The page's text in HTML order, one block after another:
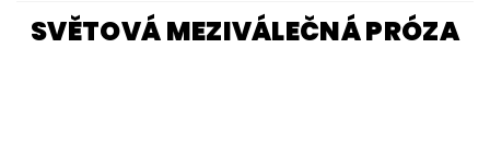
SVĚTOVÁ MEZIVÁLEČNÁ PRÓZA